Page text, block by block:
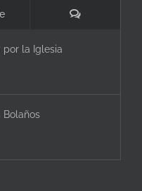
Comentarios
la Iglesia
Bolaños